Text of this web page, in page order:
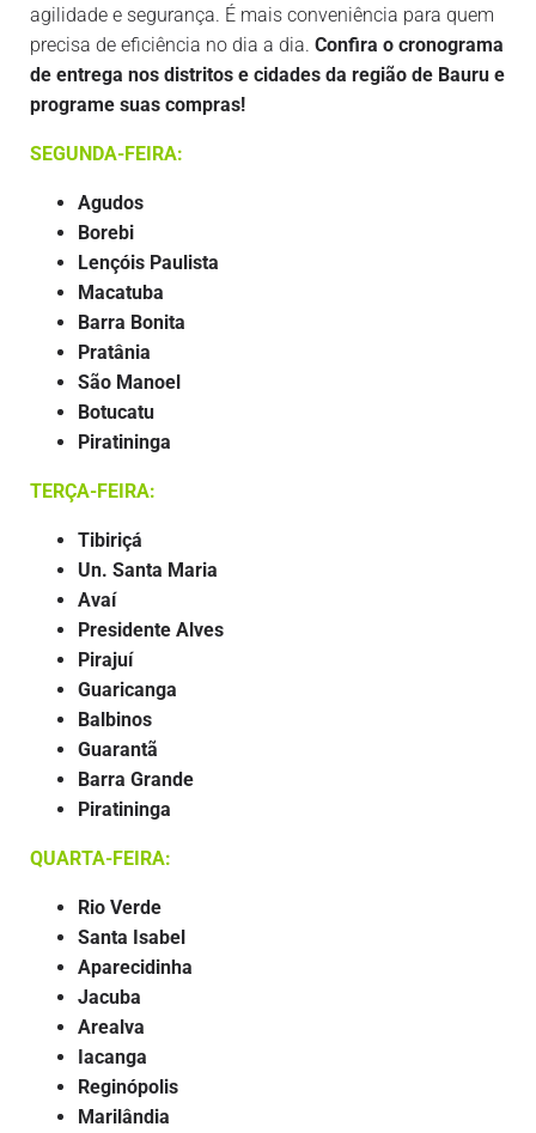
agilidade e segurança. É mais conveniência para quem
precisa de eficiência no dia a dia. Confira o cronograma
de entrega nos distritos e cidades da região de Bauru e
programe suas compras!
SEGUNDA-FEIRA:
Agudos
Borebi
Lençóis Paulista
Macatuba
Barra Bonita
Pratânia
São Manoel
Botucatu
Piratininga
TERÇA-FEIRA:
Tibiriçá
Un. Santa Maria
Avaí
Presidente Alves
Pirajuí
Guaricanga
Balbinos
Guarantã
Barra Grande
Piratininga
QUARTA-FEIRA:
Rio Verde
Santa Isabel
Aparecidinha
Jacuba
Arealva
Iacanga
Reginópolis
Marilândia